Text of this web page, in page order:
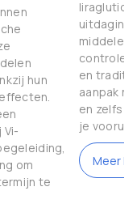
hun
Vi-
om
te
middelen
controle
en
aanpak
en zelfs
je
Meer